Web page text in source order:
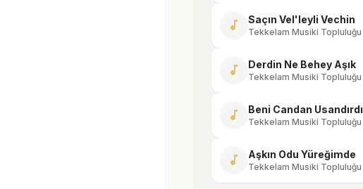
music_note Saçın Vel'leyli Vechin
Tekkelam Musiki Topluluğu
music_note Derdin Ne Behey Aşık
Tekkelam Musiki Topluluğu
music_note Beni Candan Usandırdı
Tekkelam Musiki Topluluğu
music_note Aşkın Odu Yüreğimde
Tekkelam Musiki Topluluğu